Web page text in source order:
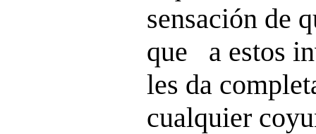
sensación de
que a estos
les da
cualquier